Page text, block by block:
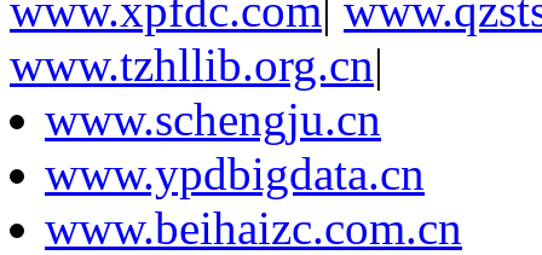
www.tzhllib.org.cn|
www.schengju.cn
www.ypdbigdata.cn
www.beihaizc.com.cn